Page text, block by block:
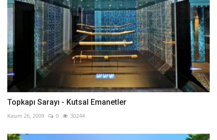
Topkapı Sarayı - Kutsal Emanetler
Kasım 26, 2009 0 30244